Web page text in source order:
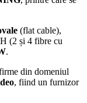
(flat cable),
(2 și 4 fibre cu
.
din domeniul
, fiind un furnizor